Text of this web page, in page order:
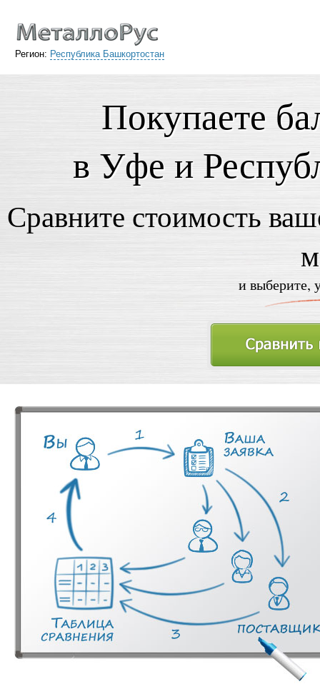
Регион: Республика Башкортостан
Покупаете
в Уфе и
Сравните стоимость
и выберите,